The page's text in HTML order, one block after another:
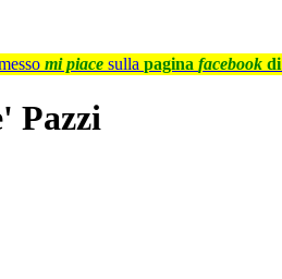
mi piace sulla pagina facebook di
Pazzi